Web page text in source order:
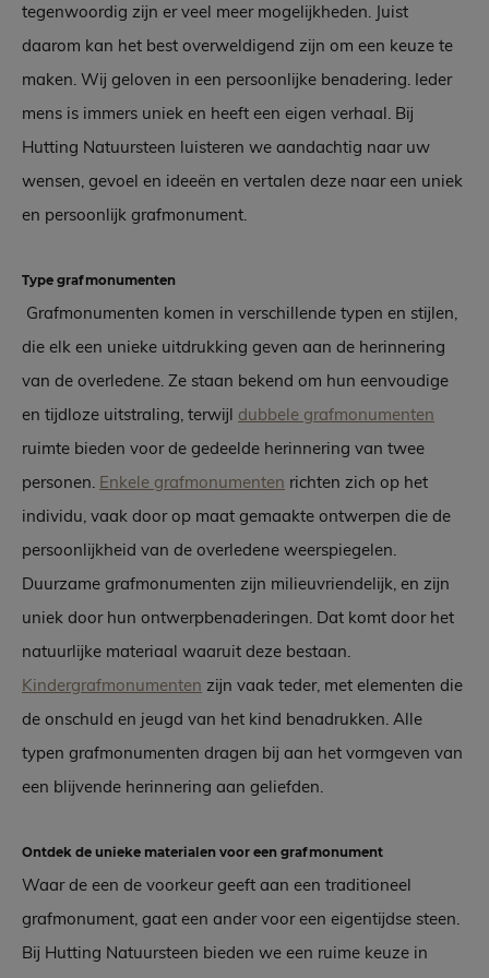
tegenwoordig zijn er veel meer mogelijkheden. Juist
daarom kan het best overweldigend zijn om een keuze te
maken. Wij geloven in een persoonlijke benadering. Ieder
mens is immers uniek en heeft een eigen verhaal. Bij
Hutting Natuursteen luisteren we aandachtig naar uw
wensen, gevoel en ideeën en vertalen deze naar een uniek
en persoonlijk grafmonument.
Type grafmonumenten
Grafmonumenten komen in verschillende typen en stijlen,
die elk een unieke uitdrukking geven aan de herinnering
van de overledene. Ze staan bekend om hun eenvoudige
en tijdloze uitstraling, terwijl dubbele grafmonumenten
ruimte bieden voor de gedeelde herinnering van twee
personen. Enkele grafmonumenten richten zich op het
individu, vaak door op maat gemaakte ontwerpen die de
persoonlijkheid van de overledene weerspiegelen.
Duurzame grafmonumenten zijn milieuvriendelijk, en zijn
uniek door hun ontwerpbenaderingen. Dat komt door het
natuurlijke materiaal waaruit deze bestaan.
Kindergrafmonumenten zijn vaak teder, met elementen die
de onschuld en jeugd van het kind benadrukken. Alle
typen grafmonumenten dragen bij aan het vormgeven van
een blijvende herinnering aan geliefden.
Ontdek de unieke materialen voor een grafmonument
Waar de een de voorkeur geeft aan een traditioneel
grafmonument, gaat een ander voor een eigentijdse steen.
Bij Hutting Natuursteen bieden we een ruime keuze in